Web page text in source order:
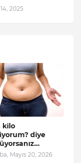
2025
kilo
diye
Mayıs 20, 2026